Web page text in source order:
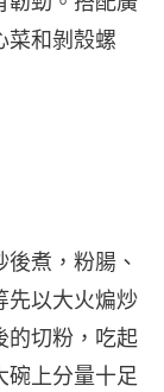
菜和剝殼螺
煮，粉腸、
先以大火煸炒
的切粉，吃起
碗上分量十足